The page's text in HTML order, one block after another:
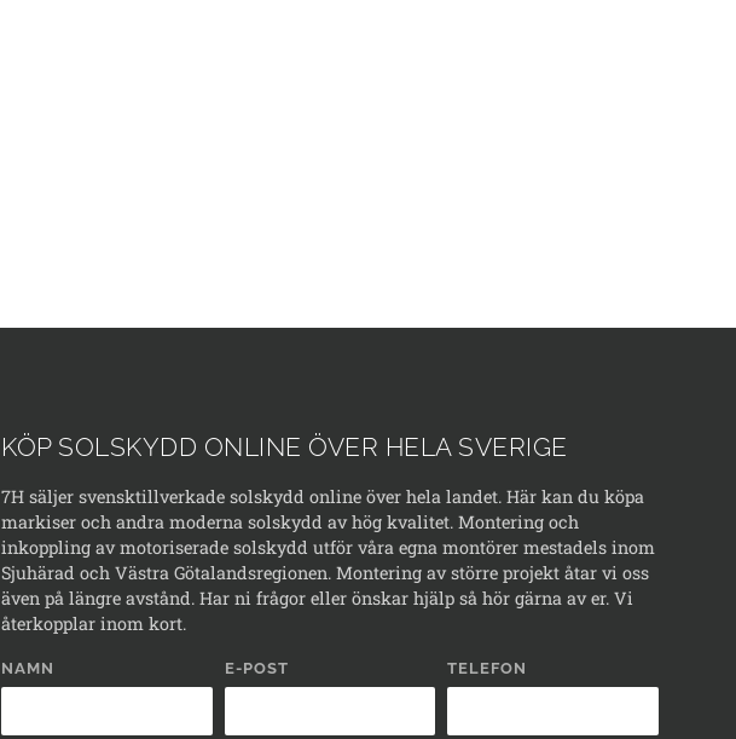
KÖP SOLSKYDD ONLINE ÖVER HELA SVERIGE
7H säljer svensktillverkade solskydd online över hela landet. Här kan du köpa
markiser och andra moderna solskydd av hög kvalitet. Montering och
inkoppling av motoriserade solskydd utför våra egna montörer mestadels inom
Sjuhärad och Västra Götalandsregionen. Montering av större projekt åtar vi oss
även på längre avstånd. Har ni frågor eller önskar hjälp så hör gärna av er. Vi
återkopplar inom kort.
NAMN E-POST TELEFON